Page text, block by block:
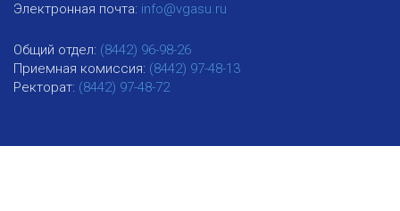
Электронная почта: info@vgasu.ru
Общий отдел: (8442) 96-98-26
Приемная комиссия: (8442) 97-48-13
Ректорат: (8442) 97-48-72